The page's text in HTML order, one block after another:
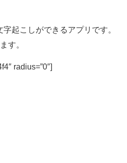
起こしができるアプリです。
す。
radius=”0″]